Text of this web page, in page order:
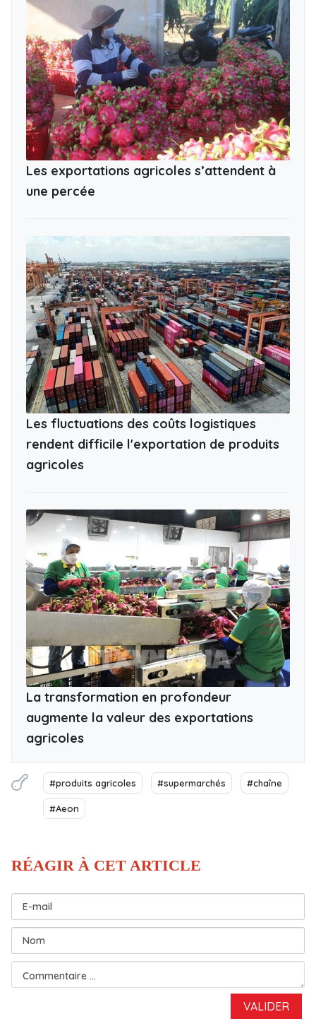
Les exportations agricoles s’attendent à
une percée
Les fluctuations des coûts logistiques
rendent difficile l'exportation de produits
agricoles
La transformation en profondeur
augmente la valeur des exportations
agricoles
#produits agricoles #supermarchés #chaîne
#Aeon